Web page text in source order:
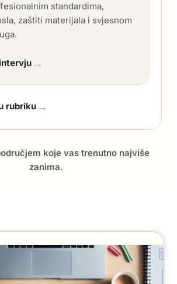
standardima,
zaštiti materijala i svjesnom
→
rubriku →
koje vas trenutno najviše
zanima.